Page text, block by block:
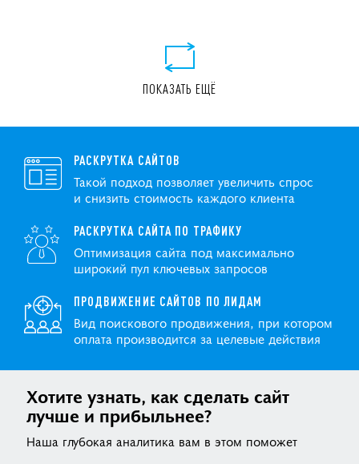
ПОКАЗАТЬ ЕЩЁ
РАСКРУТКА САЙТОВ
Такой подход позволяет увеличить спрос
и снизить стоимость каждого клиента
РАСКРУТКА САЙТА ПО ТРАФИКУ
Оптимизация сайта под максимально
широкий пул ключевых запросов
ПРОДВИЖЕНИЕ САЙТОВ ПО ЛИДАМ
Вид поискового продвижения, при котором
оплата производится за целевые действия
Хотите узнать, как сделать сайт
лучше и прибыльнее?
Наша глубокая аналитика вам в этом поможет